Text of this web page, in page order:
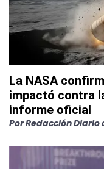
La NASA
impactó contra
informe oficial
PorRedacción Diario